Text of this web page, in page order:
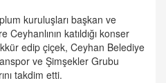
kuruluşları başkan ve
katıldığı konser
edip çiçek, Ceyhan Belediye
ve Şimşekler Grubu
takdim etti.